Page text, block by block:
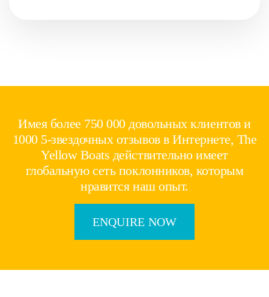
Имея более 750 000 довольных клиентов и
1000 5-звездочных отзывов в Интернете, The
Yellow Boats действительно имеет
глобальную сеть поклонников, которым
нравится наш опыт.
ENQUIRE NOW